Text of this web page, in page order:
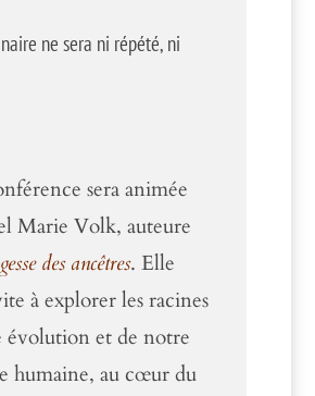
ne sera ni répété, ni
sera animée
Marie Volk, auteure
des ancêtres. Elle
à explorer les racines
évolution et de notre
humaine, au cœur du